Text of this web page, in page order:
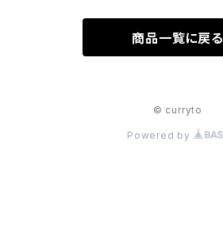
商品一覧に戻る
© curryto
Powered by